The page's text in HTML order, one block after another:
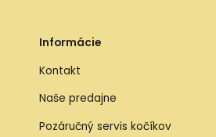
Informácie
Kontakt
Naše predajne
Pozáručný servis kočíkov